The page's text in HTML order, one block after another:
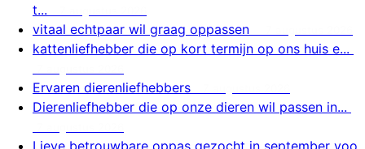
t...
vitaal echtpaar wil graag oppassen
kattenliefhebber die op kort termijn op ons huis e...
Ervaren dierenliefhebbers
Dierenliefhebber die op onze dieren wil passen in...
Lieve betrouwbare oppas gezocht in september voo